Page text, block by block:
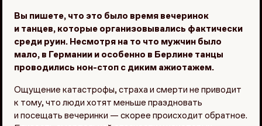
Вы пишете, что это было время вечеринок
и танцев, которые организовывались фактически
среди руин. Несмотря на то что мужчин было
мало, в Германии и особенно в Берлине танцы
проводились нон-стоп с диким ажиотажем.
Ощущение катастрофы, страха и смерти не приводит
к тому, что люди хотят меньше праздновать
и посещать вечеринки — скорее происходит обратное.